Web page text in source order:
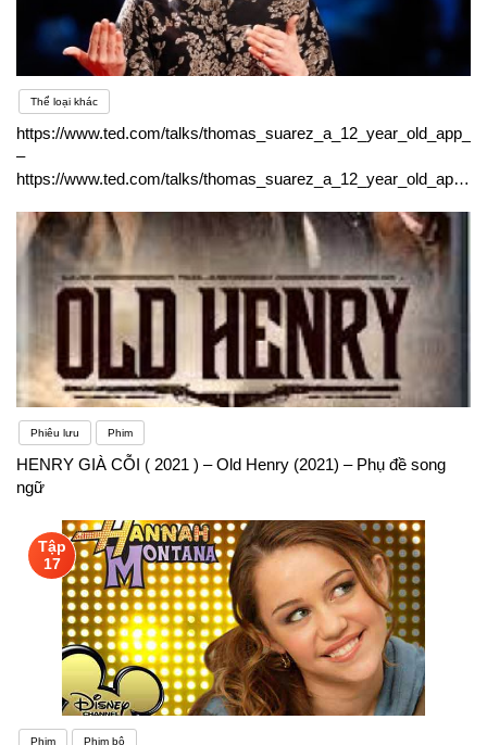
Thể loại khác
https://www.ted.com/talks/
–
https://www.ted.com/talks/
Phiêu lưu Phim
HENRY GIÀ CỖI ( 2021 ) – Old Henry (2021) – Phụ đề song
ngữ
Tập
17
Phim Phim bộ